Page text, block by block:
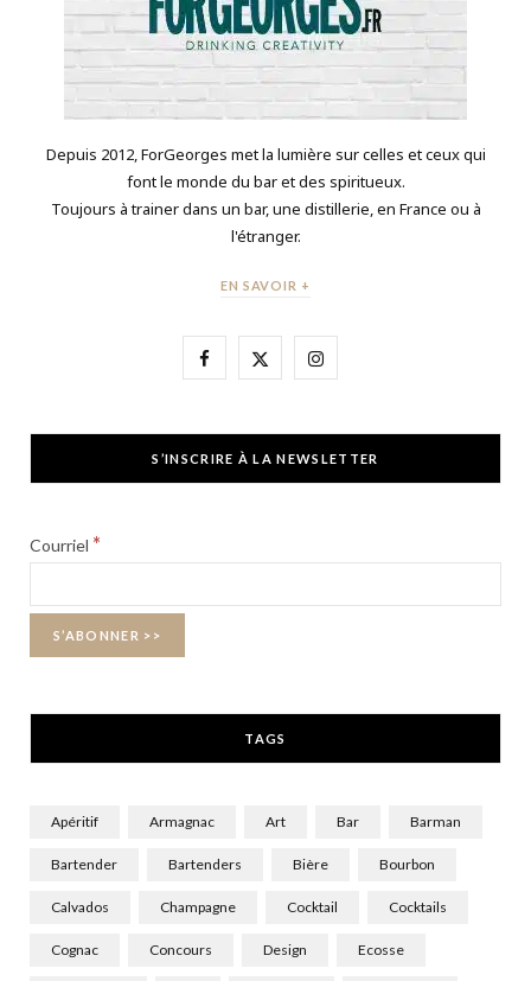
Depuis 2012, ForGeorges met la lumière sur celles et ceux qui
font le monde du bar et des spiritueux.
Toujours à trainer dans un bar, une distillerie, en France ou à
l'étranger.
EN SAVOIR +
F
e
X
w
I
t
S’INSCRIRE À LA NEWSLETTER
Courriel *
TAGS
Apéritif Armagnac Art Bar Barman
Bartender Bartenders Bière Bourbon
Calvados Champagne Cocktail Cocktails
Cognac Concours Design Ecosse